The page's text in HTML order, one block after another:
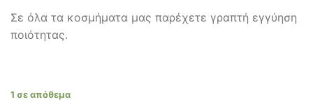
Σε όλα τα κοσμήματα μας παρέχετε γραπτή εγγύηση
ποιότητας.
1 σε απόθεμα